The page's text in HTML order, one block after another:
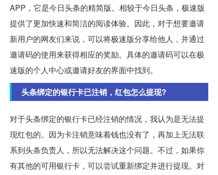
APP，它是今日头条的精简版。相较于今日头条，极速版
提供了更加快速和简洁的阅读体验。因此，对于想要邀请
新用户的网友们来说，可以将极速版分享给他人，并通过
邀请码的使用来获得相应的奖励。具体的邀请码可以在极
速版的个人中心或邀请好友的界面中找到。
头条绑定的银行卡已注销，红包怎么提现?
对于头条绑定的银行卡已经注销的情况，我认为是无法提
现红包的。因为卡注销意味着钱也没有了，再加上无法联
系到头条负责人，所以无法解决这个问题。不过，如果你
有其他的可用银行卡，可以尝试重新绑定并进行提现。对